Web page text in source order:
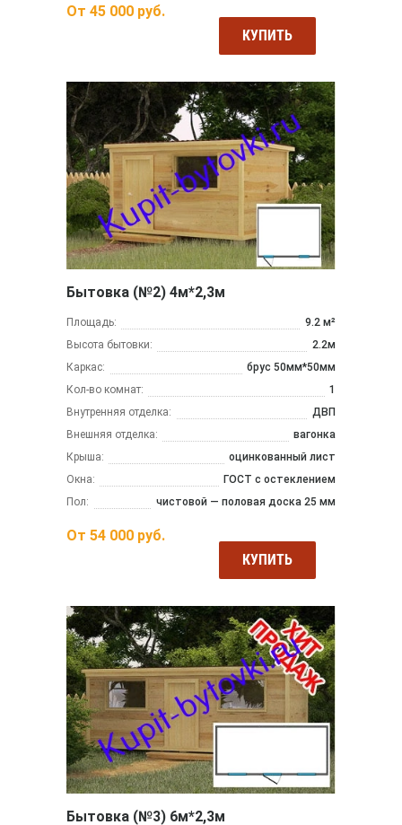
От 45 000 руб.
КУПИТЬ
Бытовка (№2) 4м*2,3м
Площадь:
9.2 м²
Высота бытовки:
2.2м
Каркас:
брус 50мм*50мм
Кол-во комнат:
1
Внутренняя отделка:
ДВП
Внешняя отделка:
вагонка
Крыша:
оцинкованный лист
Окна:
ГОСТ с остеклением
Пол:
чистовой — половая доска 25 мм
От 54 000 руб.
КУПИТЬ
Бытовка (№3) 6м*2,3м